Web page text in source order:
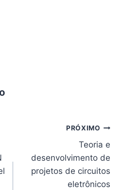
PRÓXIMO
Teoria e
desenvolvimento de
projetos de circuitos
eletrônicos